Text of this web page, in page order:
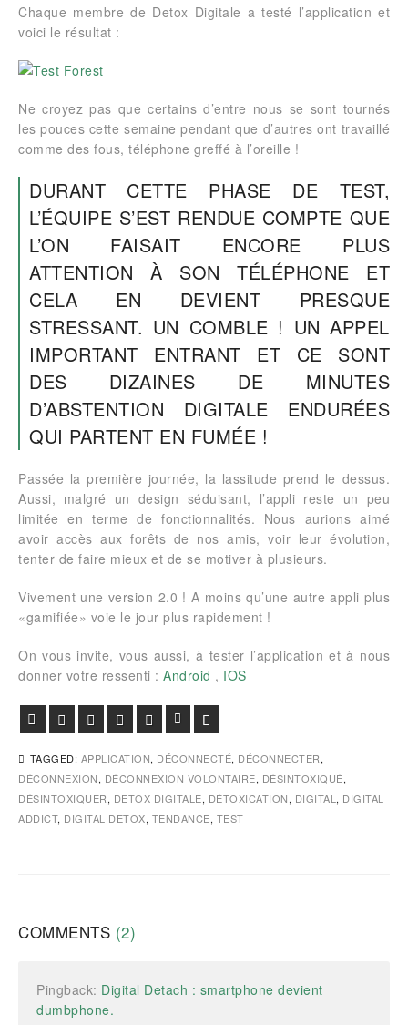
Chaque membre de Detox Digitale a testé l’application et
voici le résultat :
Ne croyez pas que certains d’entre nous se sont tournés
les pouces cette semaine pendant que d’autres ont travaillé
comme des fous, téléphone greffé à l’oreille !
DURANT CETTE PHASE DE TEST,
L’ÉQUIPE S’EST RENDUE COMPTE QUE
L’ON FAISAIT ENCORE PLUS
ATTENTION À SON TÉLÉPHONE ET
CELA EN DEVIENT PRESQUE
STRESSANT. UN COMBLE ! UN APPEL
IMPORTANT ENTRANT ET CE SONT
DES DIZAINES DE MINUTES
D’ABSTENTION DIGITALE ENDURÉES
QUI PARTENT EN FUMÉE !
Passée la première journée, la lassitude prend le dessus.
Aussi, malgré un design séduisant, l’appli reste un peu
limitée en terme de fonctionnalités. Nous aurions aimé
avoir accès aux forêts de nos amis, voir leur évolution,
tenter de faire mieux et de se motiver à plusieurs.
Vivement une version 2.0 ! A moins qu’une autre appli plus
«gamifiée» voie le jour plus rapidement !
On vous invite, vous aussi, à tester l’application et à nous
donner votre ressenti : Android , IOS
FacebookTwitter Google+PinterestViadeo LinkedIn
TAGGED: APPLICATION, DÉCONNECTÉ, DÉCONNECTER,
DÉCONNEXION, DÉCONNEXION VOLONTAIRE, DÉSINTOXIQUÉ,
DÉSINTOXIQUER, DETOX DIGITALE, DÉTOXICATION, DIGITAL , DIGITAL
ADDICT, DIGITAL DETOX, TENDANCE, TEST
COMMENTS (2)
Pingback: Digital Detach : smartphone devient
dumbphone.